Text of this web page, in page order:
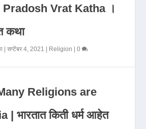
Pradosh Vrat Katha ।
कथा
|सप्टेंबर 4, 2021 Religion |0
Religions are
भारतात किती धर्म आहेत